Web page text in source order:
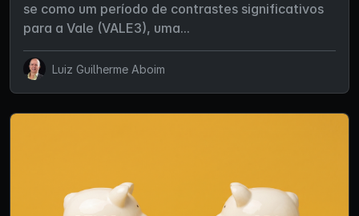
se como um período de contrastes significativos
para a Vale (VALE3), uma...
Luiz Guilherme Aboim